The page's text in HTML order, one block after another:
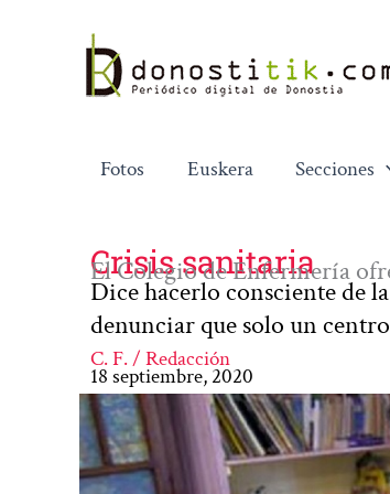
contenido
Fotos Euskera Secciones
Crisis sanitaria
El Colegio de Enfermería
Dice hacerlo consciente de
denunciar que solo un
C. F. / Redacción
18 septiembre, 2020